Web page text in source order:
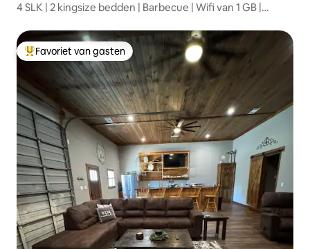
4 SLK | 2 kingsize bedden | Barbecue | Wifi van 1 GB |
Topfavoriet van gasten
Favoriet van gasten